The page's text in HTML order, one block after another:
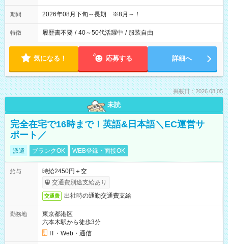
期間 2026年08月下旬～長期 ※8月～！
特徴 履歴書不要 / 40～50代活躍中 / 服装自由
気になる！ 応募する 詳細へ
掲載日：2026.08.05
未読
完全在宅で16時まで！英語&日本語＼EC運営サ
ポート／
派遣 ブランクOK WEB登録・面接OK
給与
時給2450円＋交
交通費別途支給あり
交通費 出社時の通勤交通費支給
勤務地
東京都港区
六本木駅から徒歩3分
IT・Web・通信